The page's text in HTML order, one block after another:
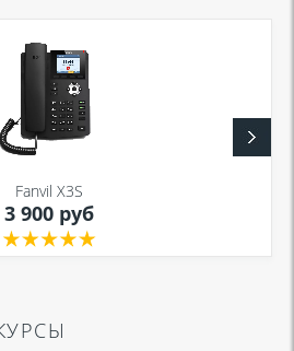
Fanvil X3S
3 900 руб